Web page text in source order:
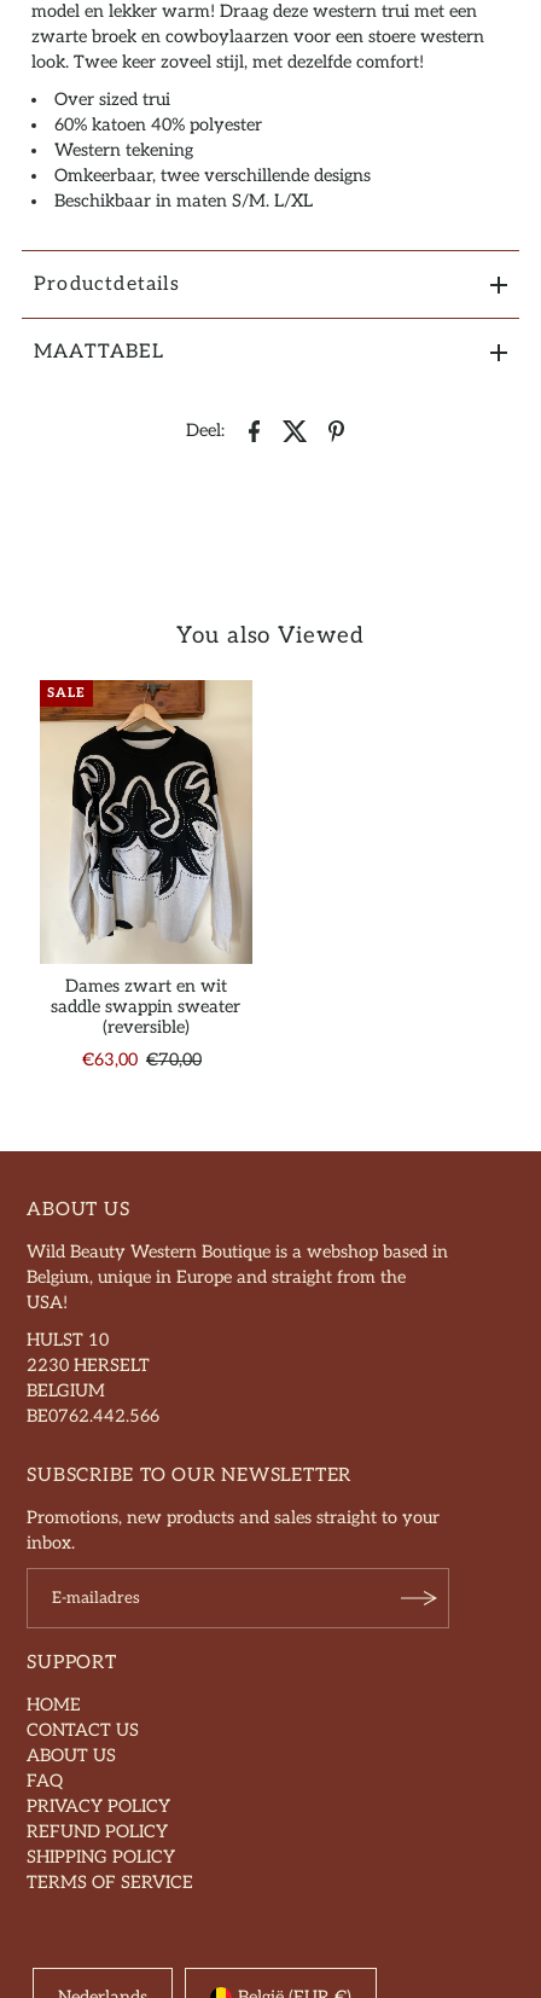
model en lekker warm! Draag deze western trui met een
zwarte broek en cowboylaarzen voor een stoere western
look. Twee keer zoveel stijl, met dezelfde comfort!
Over sized trui
60% katoen 40% polyester
Western tekening
Omkeerbaar, twee verschillende designs
Beschikbaar in maten S/M. L/XL
Productdetails
MAATTABEL
Deel:
You also Viewed
SALE
Dames zwart en wit
saddle swappin sweater
(reversible)
€63,00 €70,00
ABOUT US
Wild Beauty Western Boutique is a webshop based in
Belgium, unique in Europe and straight from the
USA!
HULST 10
2230 HERSELT
BELGIUM
BE0762.442.566
SUBSCRIBE TO OUR NEWSLETTER
Promotions, new products and sales straight to your
inbox.
SUPPORT
HOME
CONTACT US
ABOUT US
FAQ
PRIVACY POLICY
REFUND POLICY
SHIPPING POLICY
TERMS OF SERVICE